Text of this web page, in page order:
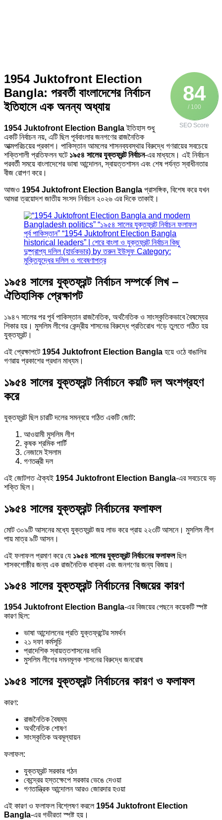
84
/ 100
SEO Score
1954 Juktofront Election
Bangla: পরবর্তী বাংলাদেশের নির্বাচন
ইতিহাসে এক অনন্য অধ্যায়
1954 Juktofront Election Banglaইতিহাস শুধু
একটি নির্বাচন নয়, এটি ছিল পূর্ববাংলার জনগণের রাজনৈতিক
আত্মপরিচয়ের প্রকাশ। পাকিস্তান আমলের শাসনব্যবস্থার বিরুদ্ধে গণরায়ের সবচেয়ে
শক্তিশালী প্রতিফলন ঘটে ১৯৫৪ সালের যুক্তফ্রন্ট নির্বাচন-এর মাধ্যমে। এই নির্বাচন
পরবর্তী সময়ে বাংলাদেশের ভাষা আন্দোলন, স্বায়ত্তশাসন এবং শেষ পর্যন্ত স্বাধীনতার
বীজ রোপণ করে।
আজও 1954 Juktofront Election Bangla প্রাসঙ্গিক, বিশেষ করে যখন
আমরা ত্রয়োদশ জাতীয় সংসদ নির্বাচন ২০২৬ এর দিকে তাকাই।
১৯৫৪ সালের যুক্তফ্রন্ট নির্বাচন সম্পর্কে লিখ –
ঐতিহাসিক প্রেক্ষাপট
১৯৪৭ সালের পর পূর্ব পাকিস্তান রাজনৈতিক, অর্থনৈতিক ও সাংস্কৃতিকভাবে বৈষম্যের
শিকার হয়। মুসলিম লীগের কেন্দ্রীয় শাসনের বিরুদ্ধে প্রতিরোধ গড়ে তুলতে গঠিত হয়
যুক্তফ্রন্ট।
এই প্রেক্ষাপটে 1954 Juktofront Election Bangla হয়ে ওঠে বাঙালির
গণরায় প্রকাশের প্রধান মাধ্যম।
১৯৫৪ সালের যুক্তফ্রন্ট নির্বাচনে কয়টি দল অংশগ্রহণ
করে
যুক্তফ্রন্ট ছিল চারটি দলের সমন্বয়ে গঠিত একটি জোট:
আওয়ামী মুসলিম লীগ
কৃষক শ্রমিক পার্টি
নেজামে ইসলাম
গণতন্ত্রী দল
এই জোটগত ঐক্যই 1954 Juktofront Election Bangla-এর সবচেয়ে বড়
শক্তি ছিল।
১৯৫৪ সালের যুক্তফ্রন্ট নির্বাচনের ফলাফল
মোট ৩০৯টি আসনের মধ্যে যুক্তফ্রন্ট জয় লাভ করে প্রায় ২২৩টি আসনে। মুসলিম লীগ
পায় মাত্র ৯টি আসন।
এই ফলাফল প্রমাণ করে যে ১৯৫৪ সালের যুক্তফ্রন্ট নির্বাচনের ফলাফলছিল
শাসকগোষ্ঠীর জন্য এক রাজনৈতিক ধাক্কা এবং জনগণের জন্য বিজয়।
১৯৫৪ সালের যুক্তফ্রন্ট নির্বাচনের বিজয়ের কারণ
1954 Juktofront Election Bangla-এর বিজয়ের পেছনে কয়েকটি স্পষ্ট
কারণ ছিল:
ভাষা আন্দোলনের প্রতি যুক্তফ্রন্টের সমর্থন
২১ দফা কর্মসূচি
প্রাদেশিক স্বায়ত্তশাসনের দাবি
মুসলিম লীগের দমনমূলক শাসনের বিরুদ্ধে জনরোষ
১৯৫৪ সালের যুক্তফ্রন্ট নির্বাচনের কারণ ও ফলাফল
কারণ:
রাজনৈতিক বৈষম্য
অর্থনৈতিক শোষণ
সাংস্কৃতিক অবমূল্যায়ন
ফলাফল:
যুক্তফ্রন্ট সরকার গঠন
কেন্দ্রের হস্তক্ষেপে সরকার ভেঙে দেওয়া
গণতান্ত্রিক আন্দোলন আরও জোরদার হওয়া
এই কারণ ও ফলাফল বিশ্লেষণ করলে 1954 Juktofront Election
Bangla-এর গভীরতা স্পষ্ট হয়।